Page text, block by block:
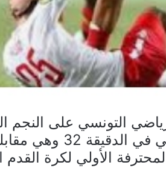
الترجي الرياضي التونسي على
بنتيجة 1 مقابل صفر سجله حمدو
الأولي لكرة القدم